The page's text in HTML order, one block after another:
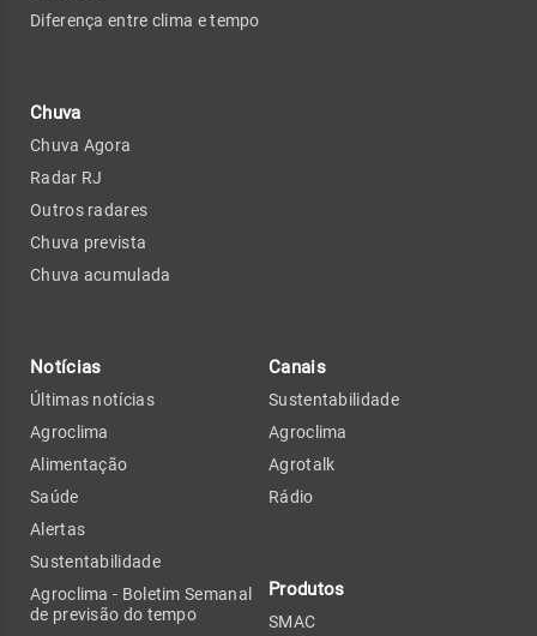
Diferença entre clima e tempo
Chuva
Chuva Agora
Radar RJ
Outros radares
Chuva prevista
Chuva acumulada
Notícias
Últimas notícias
Agroclima
Alimentação
Saúde
Alertas
Sustentabilidade
Agroclima - Boletim Semanal
de previsão do tempo
Canais
Sustentabilidade
Agroclima
Agrotalk
Rádio
Produtos
SMAC